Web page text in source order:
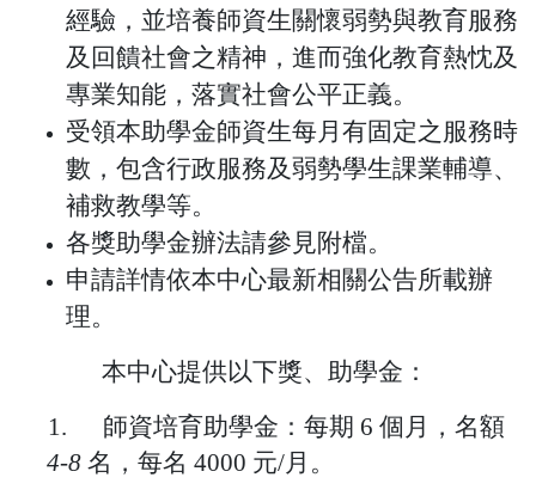
經驗，並培養師資生關懷弱勢與教育服務
及回饋社會之精神，進而強化教育熱忱及
專業知能，落實社會公平正義。
受領本助學金師資生每月有固定之服務時
數，包含行政服務及弱勢學生課業輔導、
補救教學等。
各獎助學金辦法請參見附檔。
申請詳情依本中心最新相關公告所載辦
理。
本中心提供以下獎、助學金：
1.
師資培育助學金：每期 6 個月，名額
4-8 名，每名 4000 元/月。